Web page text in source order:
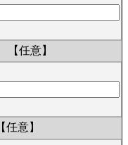
【任意】
【任意】